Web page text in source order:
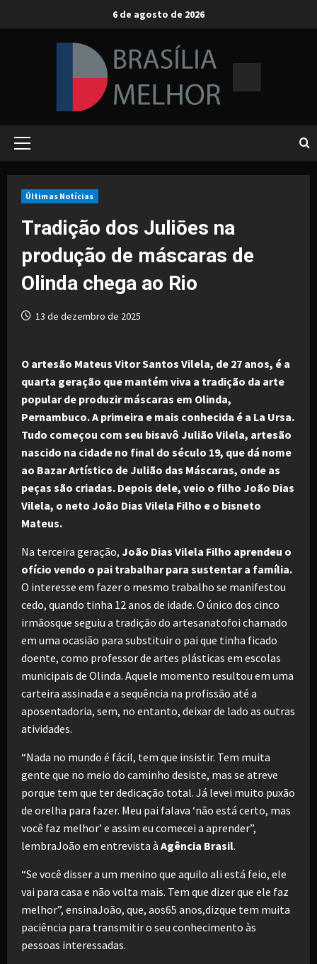
6 de agosto de 2026
Primary
Últimas Notícias
Tradição dos Juliōes na
produção de máscaras de
Olinda chega ao Rio
13 de dezembro de 2025
O artesão Mateus Vitor Santos Vilela, de 27 anos, é a
quarta geração que mantém viva a tradição da arte
popular de produzir máscaras em Olinda,
Pernambuco. A primeira e mais conhecida é a La Ursa.
Tudo começou com seu bisavô Julião Vilela, artesão
nascido na cidade no final do século 19, que dá nome
ao Bazar Artístico de Julião das Máscaras, onde as
peças são criadas. Depois dele, veio o filho João Dias
Vilela, o neto João Dias Vilela Filho e o bisneto
Mateus.
Na terceira geração, João Dias Vilela Filho aprendeu o
ofício vendo o pai trabalhar para sustentar a família.
O interesse em fazer o mesmo trabalho se manifestou
cedo, quando tinha 12 anos de idade. O único dos cinco
irmãosque seguiu a tradição do artesanatofoi chamado
em uma ocasião para substituir o pai que tinha ficado
doente, como professor de artes plásticas em escolas
municipais de Olinda. Aquele momento resultou em uma
carteira assinada e a sequência na profissão até a
aposentadoria, sem, no entanto, deixar de lado as outras
atividades.
“Nada no mundo é fácil, tem que insistir. Tem muita
gente que no meio do caminho desiste, mas se atreve
porque tem que ter dedicação total. Já levei muito puxão
de orelha para fazer. Meu pai falava ‘não está certo, mas
você faz melhor’ e assim eu comecei a aprender”,
lembraJoão em entrevista à Agência Brasil.
“Se você disser a um menino que aquilo ali está feio, ele
vai para casa e não volta mais. Tem que dizer que ele faz
melhor”, ensinaJoão, que, aos65 anos,dizque tem muita
paciência para transmitir o seu conhecimento às
pessoas interessadas.